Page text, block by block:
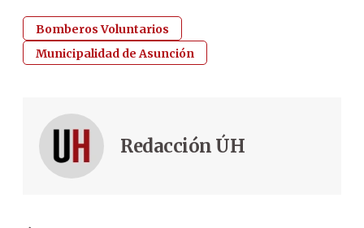
Bomberos Voluntarios
Municipalidad de Asunción
Redacción ÚH